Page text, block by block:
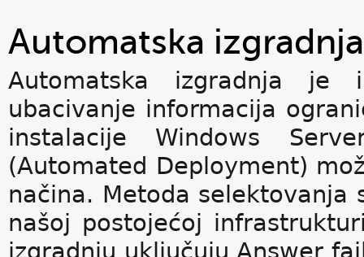
Automatska izgradnja
Automatska izgradnja
ubacivanje informacija
instalacije Windows
(Automated Deployment)
načina. Metoda selektovanja
našoj postojećoj
izgradnju uključuju Answer